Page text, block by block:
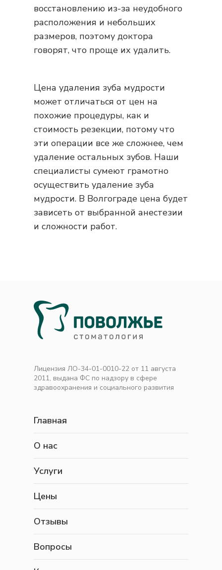
восстановлению из-за неудобного
расположения и небольших
размеров, поэтому доктора
говорят, что проще их удалить.
Цена удаления зуба мудрости
может отличаться от цен на
похожие процедуры, как и
стоимость резекции, потому что
эти операции все же сложнее, чем
удаление остальных зубов. Наши
специалисты сумеют грамотно
осуществить удаление зуба
мудрости. В Волгограде цена будет
зависеть от выбранной анестезии
и сложности работ.
Лицензия ЛО-34-01-0010-22 от 11 августа
2011, выдана ФС по надзору в сфере
здравоохранения и социального развития
Главная
О нас
Услуги
Цены
Отзывы
Вопросы